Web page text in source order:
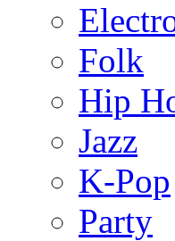
Folk
Hip
Jazz
K-Pop
Party